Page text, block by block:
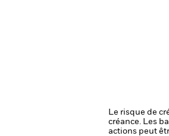
Le risque de
créance. Les
actions peut